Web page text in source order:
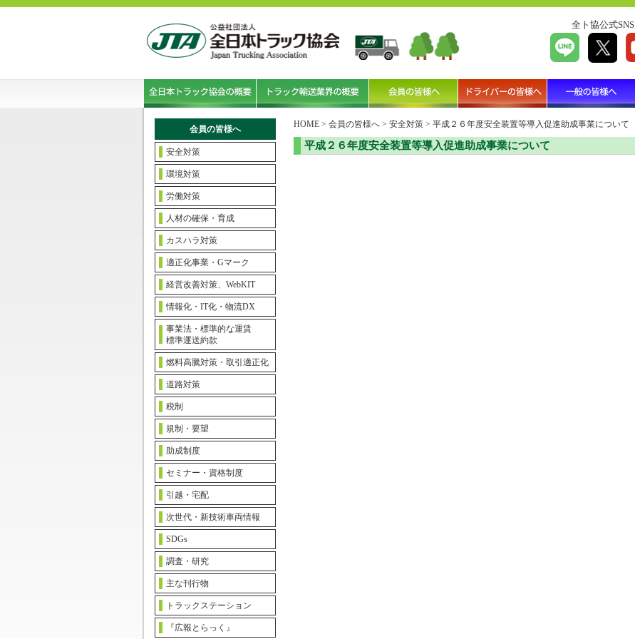
全ト協公式SNS
会員の皆様へ
安全対策
環境対策
労働対策
人材の確保・育成
カスハラ対策
適正化事業・Gマーク
経営改善対策、WebKIT
情報化・IT化・物流DX
事業法・標準的な運賃
標準運送約款
燃料高騰対策・取引適正化
道路対策
税制
規制・要望
助成制度
セミナー・資格制度
引越・宅配
次世代・新技術車両情報
SDGs
調査・研究
主な刊行物
トラックステーション
『広報とらっく』
HOME > 会員の皆様へ > 安全対策 > 平成２６年度安全装置等導入促進助成事業について
平成２６年度安全装置等導入促進助成事業について